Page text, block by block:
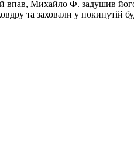
впав, Михайло Ф. задушив
та заховали у покинутій